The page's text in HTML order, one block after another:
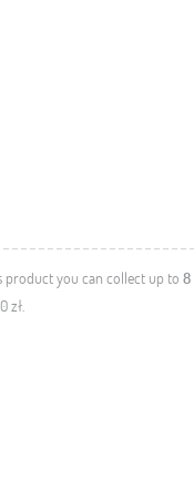
product you can collect up to 8
zł.